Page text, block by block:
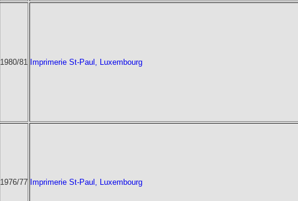
1980/81 Imprimerie St-Paul, Luxembourg
1976/77 Imprimerie St-Paul, Luxembourg